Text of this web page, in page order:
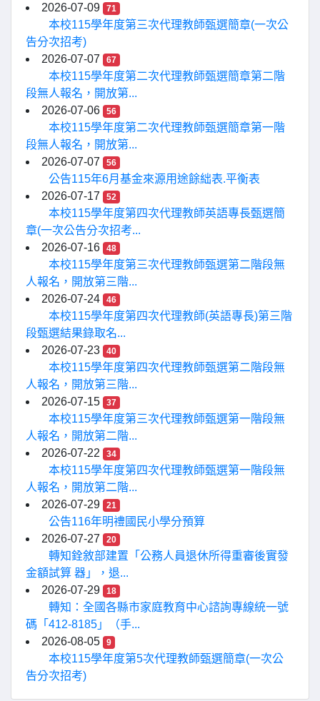
2026-07-09
71
本校115學年度第三次代理教師甄選簡章(一次公
告分次招考)
2026-07-07
67
本校115學年度第二次代理教師甄選簡章第二階
段無人報名，開放第...
2026-07-06
56
本校115學年度第二次代理教師甄選簡章第一階
段無人報名，開放第...
2026-07-07
56
公告115年6月基金來源用途餘絀表.平衡表
2026-07-17
52
本校115學年度第四次代理教師英語專長甄選簡
章(一次公告分次招考...
2026-07-16
48
本校115學年度第三次代理教師甄選第二階段無
人報名，開放第三階...
2026-07-24
46
本校115學年度第四次代理教師(英語專長)第三階
段甄選結果錄取名...
2026-07-23
40
本校115學年度第四次代理教師甄選第二階段無
人報名，開放第三階...
2026-07-15
37
本校115學年度第三次代理教師甄選第一階段無
人報名，開放第二階...
2026-07-22
34
本校115學年度第四次代理教師甄選第一階段無
人報名，開放第二階...
2026-07-29
21
公告116年明禮國民小學分預算
2026-07-27
20
轉知銓敘部建置「公務人員退休所得重審後實發
金額試算 器」，退...
2026-07-29
18
轉知：全國各縣市家庭教育中心諮詢專線統一號
碼「412-8185」（手...
2026-08-05
9
本校115學年度第5次代理教師甄選簡章(一次公
告分次招考)